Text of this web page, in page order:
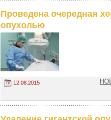
Проведена очередная
опухолью
12.08.2015